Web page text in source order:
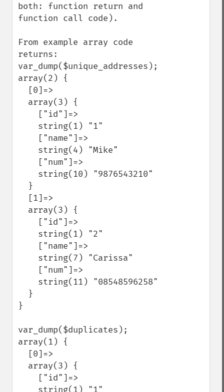
both: function return and
function call code).
From example array code
returns:
var_dump($unique_addresses);
array(2) {
}
var_dump($duplicates);
array(1) {